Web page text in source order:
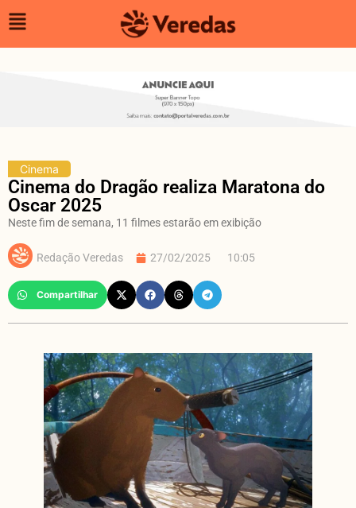
Cinema
Cinema do Dragão realiza Maratona do
Oscar 2025
Neste fim de semana, 11 filmes estarão em exibição
Redação Veredas 27/02/2025 10:05
Compartilhar